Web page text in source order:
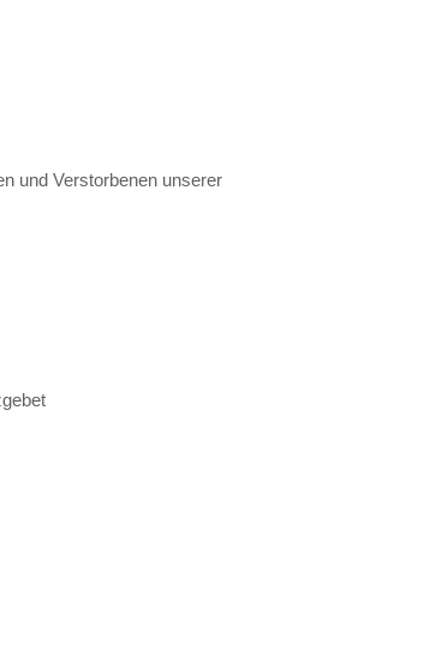
und Verstorbenen unserer